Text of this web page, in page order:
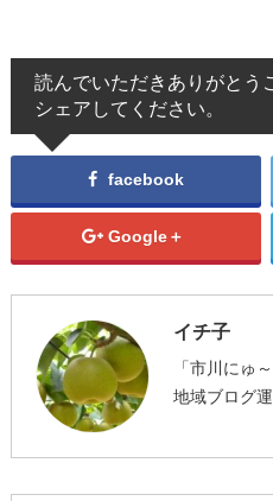
読んでいただきありがとう
シェアしてください。
facebook
Google＋
イチ子
「市川にゅ
地域ブログ